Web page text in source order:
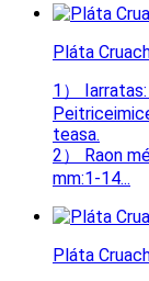
Pláta
1） Iarratas:
teasa.
2） Raon
mm:1-14...
Pláta